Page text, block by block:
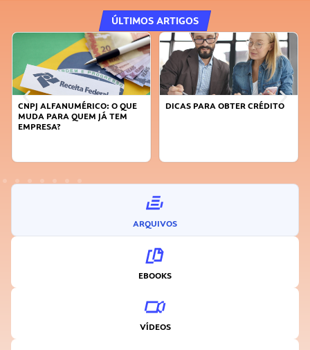
ÚLTIMOS ARTIGOS
CNPJ ALFANUMÉRICO: O QUE
MUDA PARA QUEM JÁ TEM
EMPRESA?
DICAS PARA OBTER CRÉDITO
ARQUIVOS
EBOOKS
VÍDEOS